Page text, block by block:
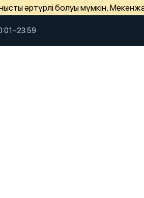
әртүрлі болуы мүмкін.